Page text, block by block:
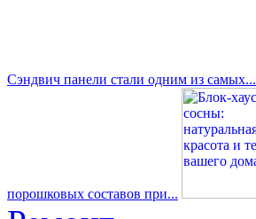
Сэндвич панели стали одним из самых...
порошковых составов при...